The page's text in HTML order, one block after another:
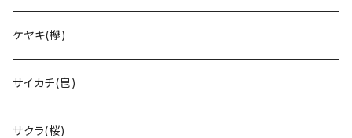
ケヤキ(欅)
サイカチ(皀)
サクラ(桜)